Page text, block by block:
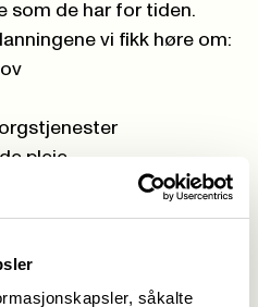
såkalte
som de har for tiden.
vi fikk høre om:
pleie
med